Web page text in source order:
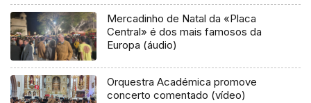
Mercadinho de Natal da «Placa
Central» é dos mais famosos da
Europa (áudio)
Orquestra Académica promove
concerto comentado (vídeo)